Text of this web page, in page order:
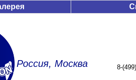
Россия, Москва 8-